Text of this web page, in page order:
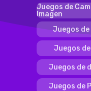
Juegos de
Imagen
Juegos
Juegos
Juegos de
Juegos de